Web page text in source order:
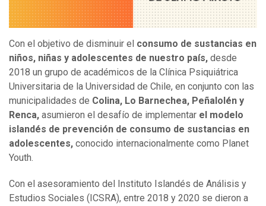
Con el objetivo de disminuir el consumo de sustancias en
niños, niñas y adolescentes de nuestro país, desde
2018 un grupo de académicos de la Clínica Psiquiátrica
Universitaria de la Universidad de Chile, en conjunto con las
municipalidades de Colina, Lo Barnechea, Peñalolén y
Renca, asumieron el desafío de implementar el modelo
islandés de prevención de consumo de sustancias en
adolescentes, conocido internacionalmente como Planet
Youth.
Con el asesoramiento del Instituto Islandés de Análisis y
Estudios Sociales (ICSRA), entre 2018 y 2020 se dieron a